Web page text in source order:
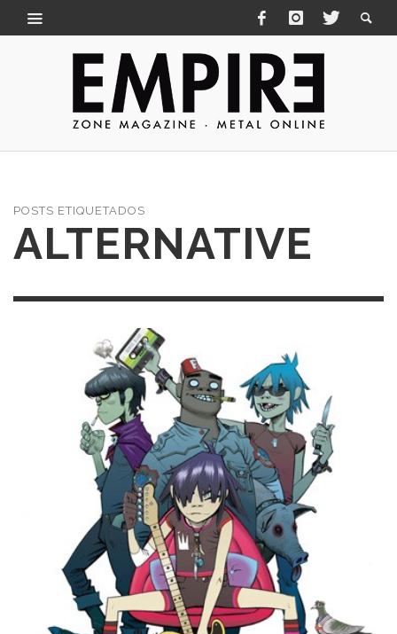
POSTS ETIQUETADOS
ALTERNATIVE